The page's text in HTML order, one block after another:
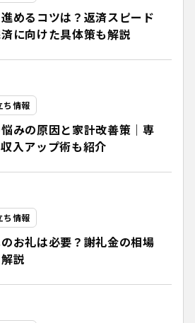
めるコツは？返済スピード
に向けた具体策も解説
ち情報
みの原因と家計改善策｜専
入アップ術も紹介
ち情報
お礼は必要？謝礼金の相場
説